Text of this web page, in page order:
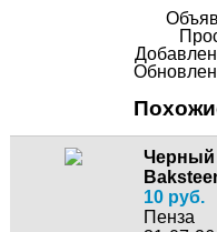
Черный
10 руб.
Пенза